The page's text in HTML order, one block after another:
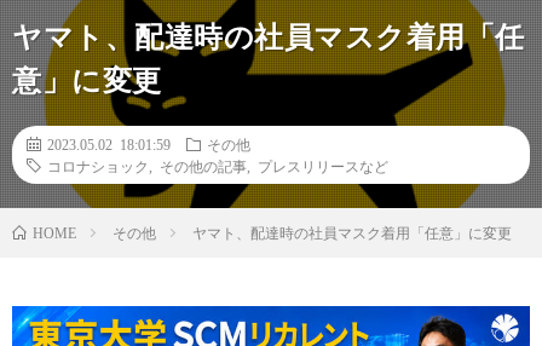
ヤマト、配達時の社員マスク着用「任
意」に変更
2023.05.02 18:01:59
その他
コロナショック
その他の記事 プレスリリースなど
HOME その他 ヤマト、配達時の社員マスク着用「任意」に変更